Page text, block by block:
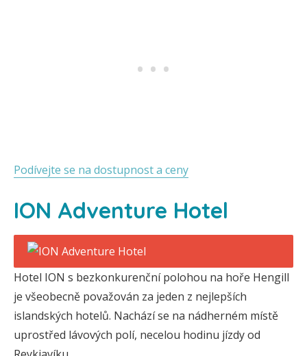
Podívejte se na dostupnost a ceny
ION Adventure Hotel
Hotel ION s bezkonkurenční polohou na hoře Hengill
je všeobecně považován za jeden z nejlepších
islandských hotelů. Nachází se na nádherném místě
uprostřed lávových polí, necelou hodinu jízdy od